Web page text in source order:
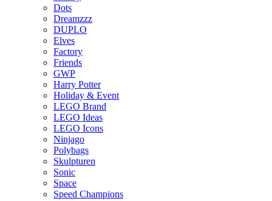
Dots
Dreamzzz
DUPLO
Elves
Factory
Friends
GWP
Harry Potter
Holiday & Event
LEGO Brand
LEGO Ideas
LEGO Icons
Ninjago
Polybags
Skulpturen
Sonic
Space
Speed Champions